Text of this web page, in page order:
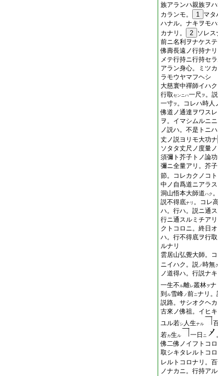
族アランハ親族ヲ
カランモ。
1 マタ
ハナル。ナキヲモ
カナリ。
2
ソレ
前ニ名利ヲナケス
佛壽長遠ノ行持ナ
メテ行持ニ行持セ
アラン身心。ミツ
ラモウヤマフヘシ
大慈寰中禪師イハ
行取センニハ一尺 ヲ 。
一寸ヲ 。コレハ時人
佛道ノ通達ヲワス
ヲ。イマシムルニ
ノ説ハ。不是トニ
丈ノ説ヨリモ大功ナ
ソタタ丈尺ノ度量
須彌ト芥子トノ論
彌ニ全量アリ。芥
節。コレカクノコ
中ノ自爲道ニアラ
洞山悟本大師道ハク
説不得底ナリ 。コレ
ハ。行ハ。説ニ通
行ニ通スルミチア
クトコロニ。終日
ハ。行不得底ヲ行
ルナリ
雲居山弘覺大師。
ニイハク。説ノ時無
ノ道得ハ。行説ナ
一生不ル離レ叢林ヲナ
到 ル雪峰ノ前ニナリ。
説路。サシオクヘ
古來ノ佛祖。イヒ
ユル若シ 人生ナル
若カ生ル 一日 ニ
佛二佛ノイフトコ
取シキタレルトコ
レルトコロナリ。
ノナカニ。行持ア